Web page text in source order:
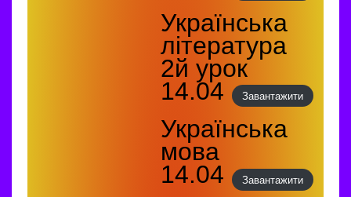
Українська
література
2й урок
14.04
Завантажити
Українська
мова
14.04
Завантажити